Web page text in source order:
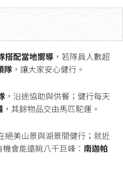
搭配當地嚮導 ，若隊員人數超
隊 ，讓大家安心健行。
，沿途協助與供餐；健行每天
，其餘物品交由馬匹駝運。
絕美山景與湖景間健行；就近
機會能遠眺八千巨峰： 南迦帕